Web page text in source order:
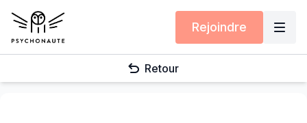
Rejoindre
Retour